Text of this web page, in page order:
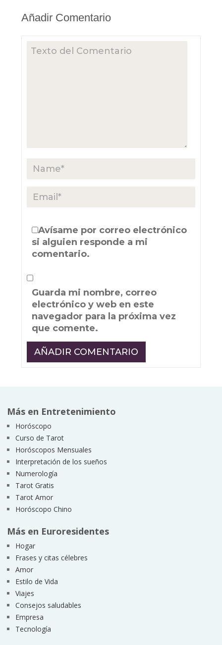
Añadir Comentario
Avísame por correo electrónico
si alguien responde a mi
comentario.
Guarda mi nombre, correo
electrónico y web en este
navegador para la próxima vez
que comente.
Más en Entretenimiento
Horóscopo
Curso de Tarot
Horóscopos Mensuales
Interpretación de los sueños
Numerología
Tarot Gratis
Tarot Amor
Horóscopo Chino
Más en Euroresidentes
Hogar
Frases y citas célebres
Amor
Estilo de Vida
Viajes
Consejos saludables
Empresa
Tecnología